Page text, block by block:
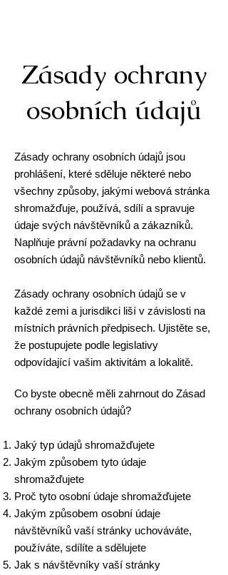
Zásady ochrany
osobních údajů
Zásady ochrany osobních údajů jsou
prohlášení, které sděluje některé nebo
všechny způsoby, jakými webová stránka
shromažďuje, používá, sdílí a spravuje
údaje svých návštěvníků a zákazníků.
Naplňuje právní požadavky na ochranu
osobních údajů návštěvníků nebo klientů.
Zásady ochrany osobních údajů se v
každé zemi a jurisdikci liší v závislosti na
místních právních předpisech. Ujistěte se,
že postupujete podle legislativy
odpovídající vašim aktivitám a lokalitě.
Co byste obecně měli zahrnout do Zásad
ochrany osobních údajů?
Jaký typ údajů shromažďujete
Jakým způsobem tyto údaje
shromažďujete
Proč tyto osobní údaje shromažďujete
Jakým způsobem osobní údaje
návštěvníků vaší stránky uchováváte,
používáte, sdílíte a sdělujete
Jak s návštěvníky vaší stránky